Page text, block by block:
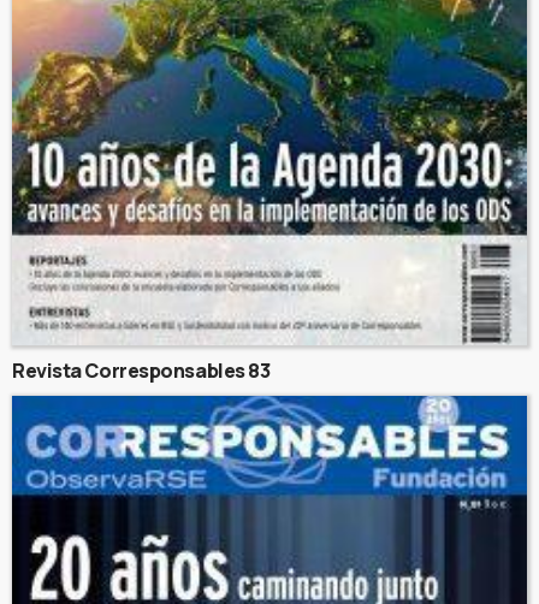
Revista Corresponsables 83